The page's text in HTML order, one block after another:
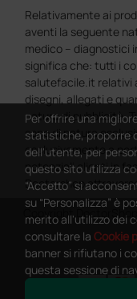
Relativamente ai
aventi la seguente
medico – diagnostici
significa che: tutti i
salutefacile.it relativi
disegni, allegati e
natura di pubblicità.
sono di natura
esclusivamente a
potenziali clienti in
Doctorshop
Copyright
Per offrire una
statistiche, proporre
dell'utente, per
questo sito utilizza
“Accetto” si
su “Personalizza” è
merito all'utilizzo dei
consultare la Cookie
banner si rifiutano i
questa sessione di